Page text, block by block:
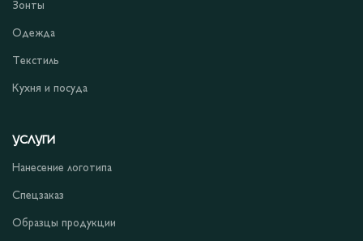
Зонты
Одежда
Текстиль
Кухня и посуда
УСЛУГИ
Нанесение логотипа
Спецзаказ
Образцы продукции